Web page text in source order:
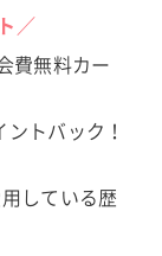
／
費無料カー
トバック！
している歴